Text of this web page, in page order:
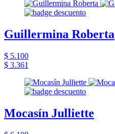
Guillermina Roberta
$ 5.100
$ 3.361
Mocasín Julliette